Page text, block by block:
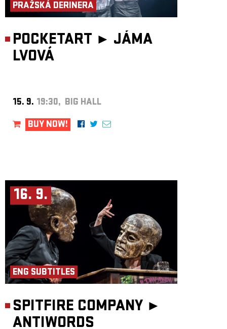
PRAŽSKÁ DERINERA
POCKETART ► JÁMA
LVOVÁ
15. 9. 19:30, BIG HALL
BUY NOW!
16. 9.
ENG SUBTITLES
SPITFIRE COMPANY ►
ANTIWORDS